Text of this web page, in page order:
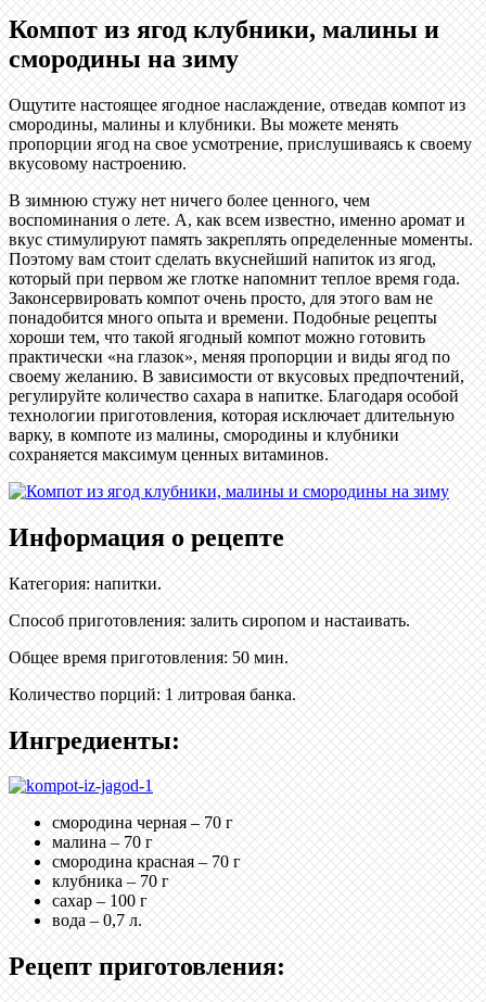
Компот из ягод клубники, малины и
смородины на зиму
Ощутите настоящее ягодное наслаждение, отведав компот из
смородины, малины и клубники. Вы можете менять
пропорции ягод на свое усмотрение, прислушиваясь к своему
вкусовому настроению.
В зимнюю стужу нет ничего более ценного, чем
воспоминания о лете. А, как всем известно, именно аромат и
вкус стимулируют память закреплять определенные моменты.
Поэтому вам стоит сделать вкуснейший напиток из ягод,
который при первом же глотке напомнит теплое время года.
Законсервировать компот очень просто, для этого вам не
понадобится много опыта и времени. Подобные рецепты
хороши тем, что такой ягодный компот можно готовить
практически «на глазок», меняя пропорции и виды ягод по
своему желанию. В зависимости от вкусовых предпочтений,
регулируйте количество сахара в напитке. Благодаря особой
технологии приготовления, которая исключает длительную
варку, в компоте из малины, смородины и клубники
сохраняется максимум ценных витаминов.
Информация о рецепте
Категория:напитки.
Способ приготовления: залить сиропом и настаивать.
Общее время приготовления: 50 мин.
Количество порций: 1 литровая банка.
Ингредиенты:
смородина черная – 70 г
малина – 70 г
смородина красная – 70 г
клубника – 70 г
сахар – 100 г
вода – 0,7 л.
Рецепт приготовления: